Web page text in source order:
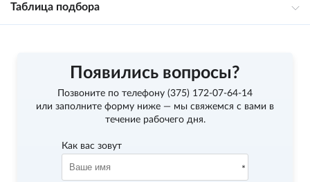
Таблица подбора
Появились вопросы?
Позвоните по телефону (375) 172-07-64-14
или заполните форму ниже — мы свяжемся с вами в
течение рабочего дня.
Как вас зовут